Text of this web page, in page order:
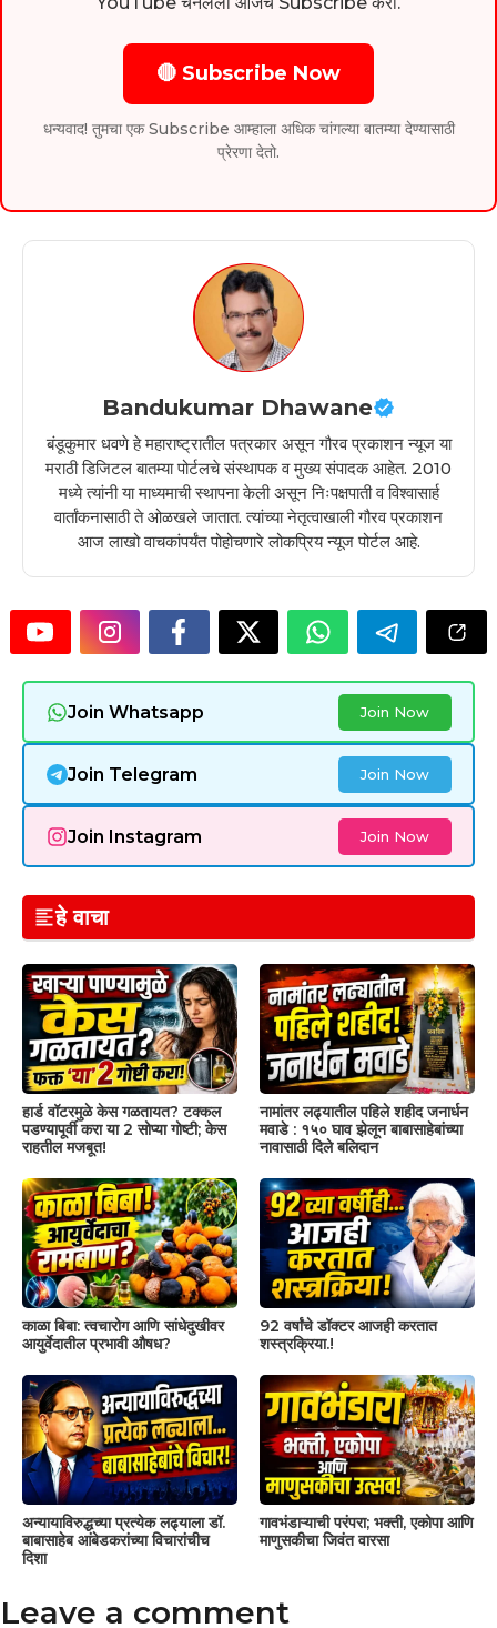
🔴 Subscribe Now
धन्यवाद! तुमचा एक Subscribe आम्हाला अधिक चांगल्या बातम्या देण्यासाठी
प्रेरणा देतो.
Bandukumar Dhawane
बंडूकुमार धवणे हे महाराष्ट्रातील पत्रकार असून गौरव प्रकाशन न्यूज या
मराठी डिजिटल बातम्या पोर्टलचे संस्थापक व मुख्य संपादक आहेत. 2010
मध्ये त्यांनी या माध्यमाची स्थापना केली असून निःपक्षपाती व विश्वासार्ह
वार्तांकनासाठी ते ओळखले जातात. त्यांच्या नेतृत्वाखाली गौरव प्रकाशन
आज लाखो वाचकांपर्यंत पोहोचणारे लोकप्रिय न्यूज पोर्टल आहे.
Join Whatsapp Join Now
Join Telegram Join Now
Join Instagram Join Now
हे वाचा
हार्ड वॉटरमुळे केस गळतायत? टक्कल
पडण्यापूर्वी करा या 2 सोप्या गोष्टी; केस
राहतील मजबूत!
नामांतर लढ्यातील पहिले शहीद जनार्धन
मवाडे : १५० घाव झेलून बाबासाहेबांच्या
नावासाठी दिले बलिदान
काळा बिबा: त्वचारोग आणि सांधेदुखीवर
आयुर्वेदातील प्रभावी औषध?
92 वर्षांचे डॉक्टर आजही करतात
शस्त्रक्रिया.!
अन्यायाविरुद्धच्या प्रत्येक लढ्याला डॉ.
बाबासाहेब आंबेडकरांच्या विचारांचीच
दिशा
गावभंडाऱ्याची परंपरा; भक्ती, एकोपा आणि
माणुसकीचा जिवंत वारसा
Leave a comment